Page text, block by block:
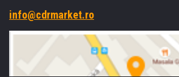
info@cdrmarket.ro